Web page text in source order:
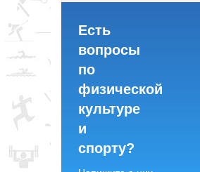
Есть
вопросы
по
физической
культуре
и
спорту?